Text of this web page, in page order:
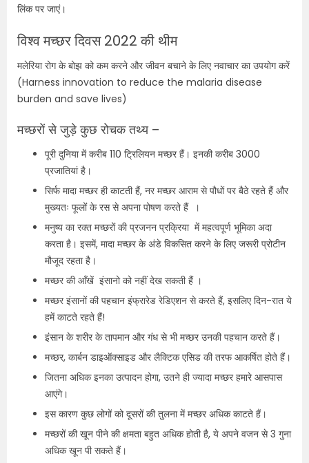
लिंक पर जाएं।
विश्व मच्छर दिवस 2022 की थीम
मलेरिया रोग के बोझ को कम करने और जीवन बचाने के लिए नवाचार का उपयोग करें
(Harness innovation to reduce the malaria disease
burden and save lives)
मच्छरों से जुड़े कुछ रोचक तथ्य –
पूरी दुनिया में करीब 110 ट्रिलियन मच्छर हैं। इनकी करीब 3000
प्रजातियां है।
सिर्फ मादा मच्छर ही काटती हैं, नर मच्छर आराम से पौधों पर बैठे रहते हैं और
मुख्यतः फूलों के रस से अपना पोषण करते हैं ।
मनुष्य का रक्त मच्छरों की प्रजनन प्रक्रिया में महत्वपूर्ण भूमिका अदा
करता है। इसमें, मादा मच्छर के अंडे विकसित करने के लिए जरूरी प्रोटीन
मौजूद रहता है।
मच्छर की आँखें इंसानो को नहीं देख सकती हैं ।
मच्छर इंसानों की पहचान इंफ्रारेड रेडिएशन से करते हैं, इसलिए दिन-रात ये
हमें काटते रहते हैं!
इंसान के शरीर के तापमान और गंध से भी मच्छर उनकी पहचान करते हैं।
मच्छर, कार्बन डाइऑक्साइड और लैक्टिक एसिड की तरफ आकर्षित होते हैं।
जितना अधिक इनका उत्पादन होगा, उतने ही ज्यादा मच्छर हमारे आसपास
आएंगे।
इस कारण कुछ लोगों को दूसरों की तुलना में मच्छर अधिक काटते हैं।
मच्छरों की खून पीने की क्षमता बहुत अधिक होती है, ये अपने वजन से 3 गुना
अधिक खून पी सकते हैं।